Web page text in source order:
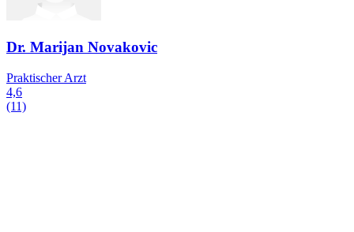
Dr. Marijan Novakovic
Praktischer Arzt
4,6
(11)